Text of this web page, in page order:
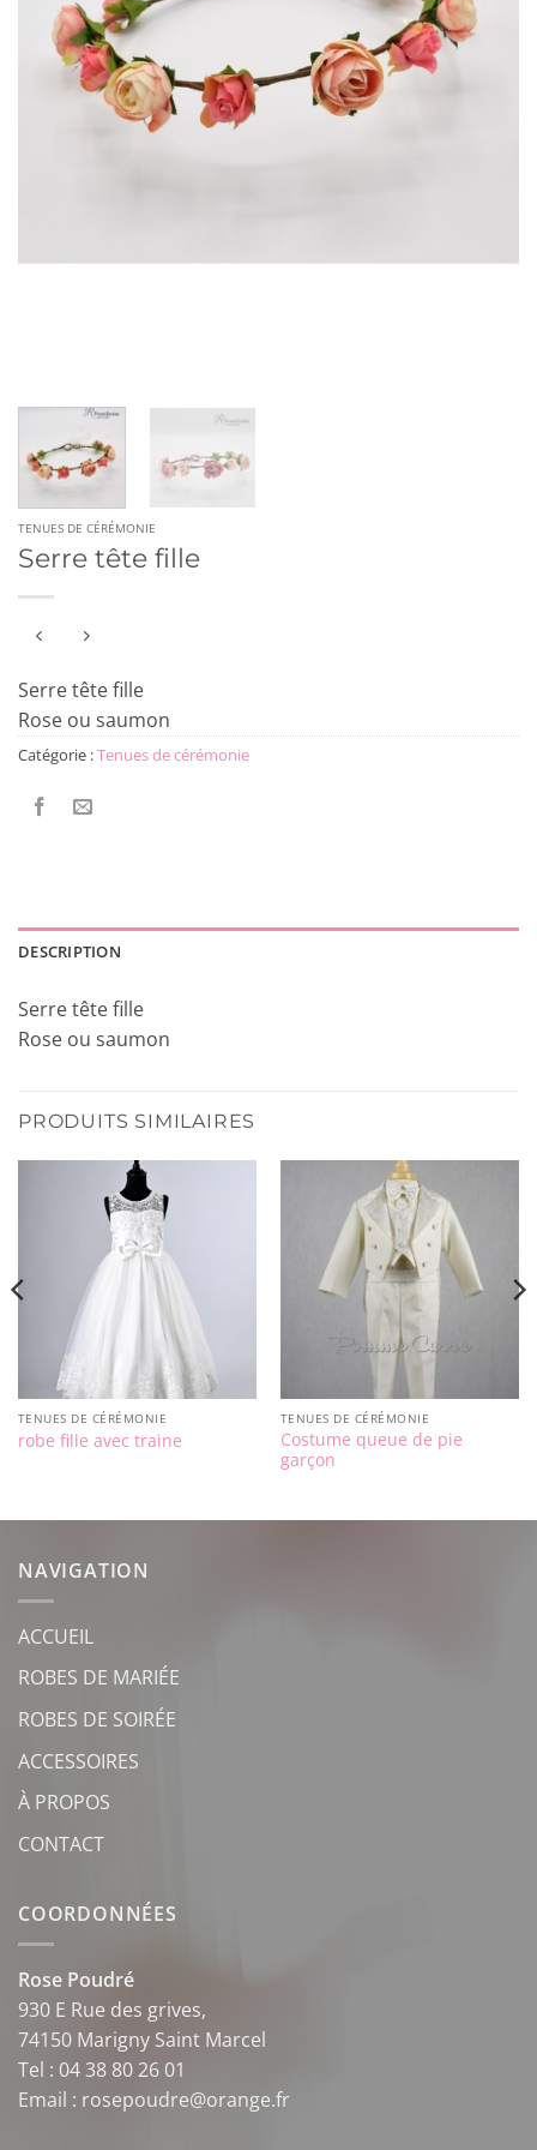
TENUES DE CÉRÉMONIE
Serre tête fille
Serre tête fille
Rose ou saumon
Catégorie :Tenues de cérémonie
DESCRIPTION
Serre tête fille
Rose ou saumon
PRODUITS SIMILAIRES
TENUES DE CÉRÉMONIE
robe fille avec traine
TENUES DE CÉRÉMONIE
Costume queue de pie
garçon
NAVIGATION
ACCUEIL
ROBES DE MARIÉE
ROBES DE SOIRÉE
ACCESSOIRES
À PROPOS
CONTACT
COORDONNÉES
Rose Poudré
930 E Rue des grives,
74150 Marigny Saint Marcel
Tel : 04 38 80 26 01
Email : rosepoudre@orange.fr